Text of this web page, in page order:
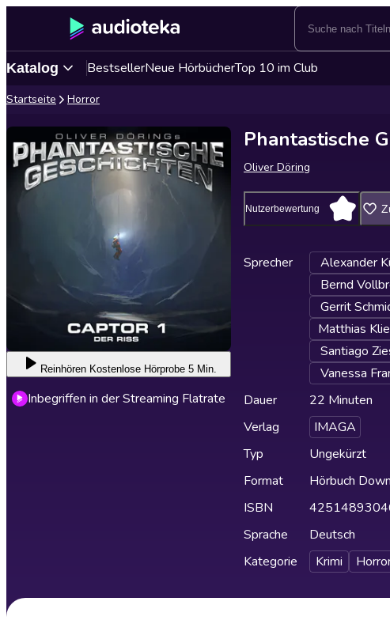
Katalog BestsellerNeue HörbücherTop 10 im Club
Startseite Horror
Reinhören Kostenlose Hörprobe 5 Min.
Inbegriffen in der Streaming Flatrate
Phantastische
Oliver Döring
Nutzerbewertung
Sprecher Alexander
Bernd
Gerrit
Matthias Klie
Santiago
Vanessa
Dauer
22 Minuten
Verlag
IMAGA
Typ
Ungekürzt
Format
Hörbuch
ISBN
Sprache
Deutsch
Kategorie
Krimi